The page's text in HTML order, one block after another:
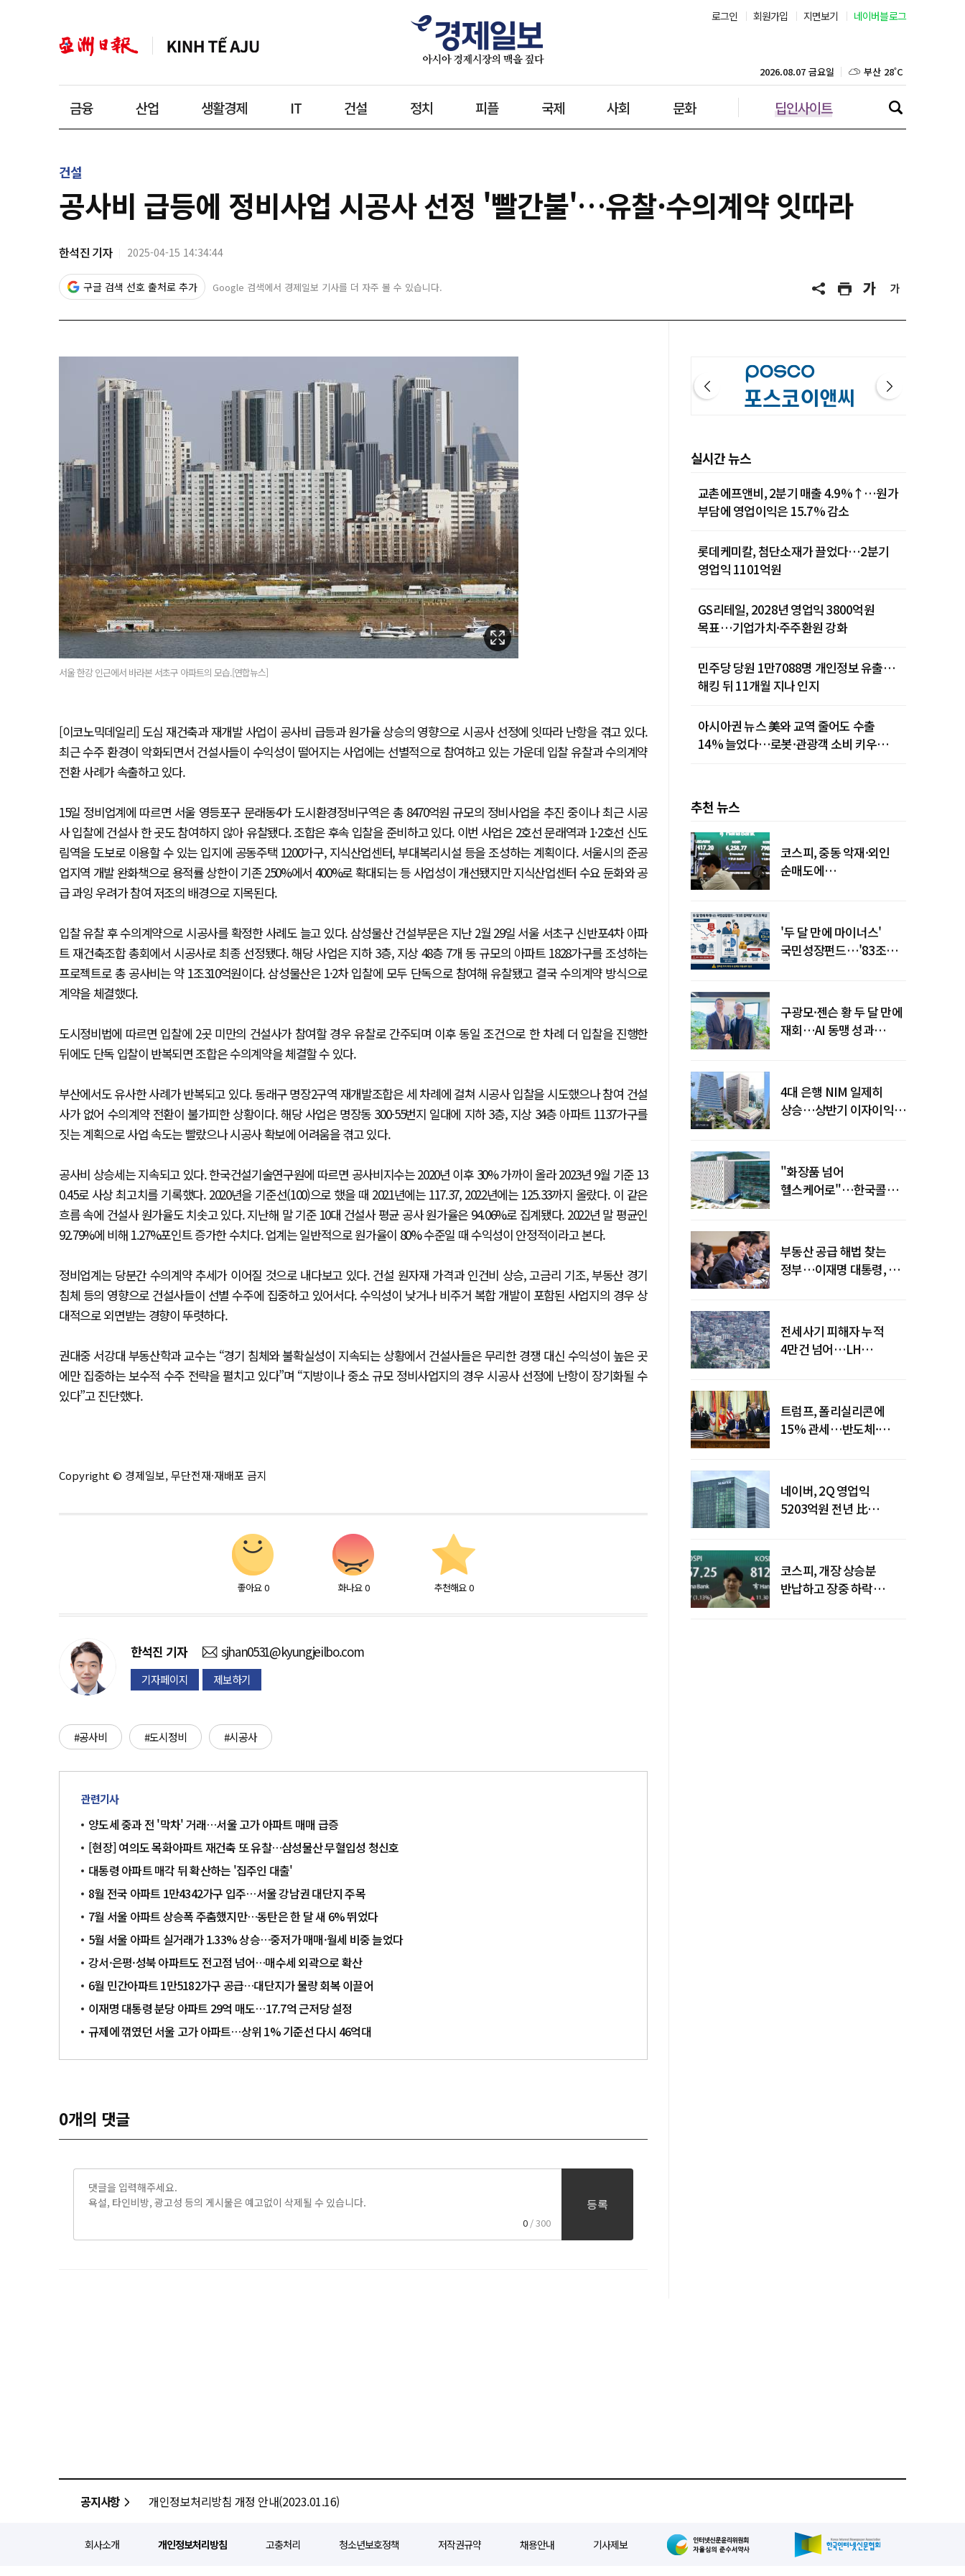
로그인 회원가입 지면보기 네이버블로그
금융 산업 생활경제 IT 건설 정치 피플 국제 사회 문화 딥인사이트
2026.08.07 금요일 대구 28˚C
인천 29˚C
제주 29˚C
건설
공사비 급등에 정비사업 시공사 선정 '빨간불'…유찰·수의계약 잇따라
한석진 기자 2025-04-15 14:34:44
구글 검색 선호 출처로 추가 Google 검색에서 경제일보 기사를 더 자주 볼 수 있습니다.
서울 한강 인근에서 바라본 서초구 아파트의 모습.[연합뉴스]
[이코노믹데일리] 도심 재건축과 재개발 사업이 공사비 급등과 원가율 상승의 영향으로 시공사 선정에 잇따라 난항을 겪고 있다.
최근 수주 환경이 악화되면서 건설사들이 수익성이 떨어지는 사업에는 선별적으로 참여하고 있는 가운데 입찰 유찰과 수의계약
전환 사례가 속출하고 있다.
15일 정비업계에 따르면 서울 영등포구 문래동4가 도시환경정비구역은 총 8470억원 규모의 정비사업을 추진 중이나 최근 시공
사 입찰에 건설사 한 곳도 참여하지 않아 유찰됐다. 조합은 후속 입찰을 준비하고 있다. 이번 사업은 2호선 문래역과 1·2호선 신도
림역을 도보로 이용할 수 있는 입지에 공동주택 1200가구, 지식산업센터, 부대복리시설 등을 조성하는 계획이다. 서울시의 준공
업지역 개발 완화책으로 용적률 상한이 기존 250%에서 400%로 확대되는 등 사업성이 개선됐지만 지식산업센터 수요 둔화와 공
급 과잉 우려가 참여 저조의 배경으로 지목된다.
입찰 유찰 후 수의계약으로 시공사를 확정한 사례도 늘고 있다. 삼성물산 건설부문은 지난 2월 29일 서울 서초구 신반포4차 아파
트 재건축조합 총회에서 시공사로 최종 선정됐다. 해당 사업은 지하 3층, 지상 48층 7개 동 규모의 아파트 1828가구를 조성하는
프로젝트로 총 공사비는 약 1조310억원이다. 삼성물산은 1·2차 입찰에 모두 단독으로 참여해 유찰됐고 결국 수의계약 방식으로
계약을 체결했다.
도시정비법에 따르면 입찰에 2곳 미만의 건설사가 참여할 경우 유찰로 간주되며 이후 동일 조건으로 한 차례 더 입찰을 진행한
뒤에도 단독 입찰이 반복되면 조합은 수의계약을 체결할 수 있다.
부산에서도 유사한 사례가 반복되고 있다. 동래구 명장2구역 재개발조합은 세 차례에 걸쳐 시공사 입찰을 시도했으나 참여 건설
사가 없어 수의계약 전환이 불가피한 상황이다. 해당 사업은 명장동 300-55번지 일대에 지하 3층, 지상 34층 아파트 1137가구를
짓는 계획으로 사업 속도는 빨랐으나 시공사 확보에 어려움을 겪고 있다.
공사비 상승세는 지속되고 있다. 한국건설기술연구원에 따르면 공사비지수는 2020년 이후 30% 가까이 올라 2023년 9월 기준 13
0.45로 사상 최고치를 기록했다. 2020년을 기준선(100)으로 했을 때 2021년에는 117.37, 2022년에는 125.33까지 올랐다. 이 같은
흐름 속에 건설사 원가율도 치솟고 있다. 지난해 말 기준 10대 건설사 평균 공사 원가율은 94.06%로 집계됐다. 2022년 말 평균인
92.79%에 비해 1.27%포인트 증가한 수치다. 업계는 일반적으로 원가율이 80% 수준일 때 수익성이 안정적이라고 본다.
정비업계는 당분간 수의계약 추세가 이어질 것으로 내다보고 있다. 건설 원자재 가격과 인건비 상승, 고금리 기조, 부동산 경기
침체 등의 영향으로 건설사들이 선별 수주에 집중하고 있어서다. 수익성이 낮거나 비주거 복합 개발이 포함된 사업지의 경우 상
대적으로 외면받는 경향이 뚜렷하다.
권대중 서강대 부동산학과 교수는 “경기 침체와 불확실성이 지속되는 상황에서 건설사들은 무리한 경쟁 대신 수익성이 높은 곳
에만 집중하는 보수적 수주 전략을 펼치고 있다”며 “지방이나 중소 규모 정비사업지의 경우 시공사 선정에 난항이 장기화될 수
있다”고 진단했다.
Copyright © 경제일보, 무단전재·재배포 금지
좋아요 0 화나요 0 추천해요 0
한석진 기자 sjhan0531@kyungjeilbo.com
기자페이지 제보하기
#공사비 #도시정비 #시공사
관련기사
양도세 중과 전 '막차' 거래…서울 고가 아파트 매매 급증
[현장] 여의도 목화아파트 재건축 또 유찰…삼성물산 무혈입성 청신호
대통령 아파트 매각 뒤 확산하는 '집주인 대출'
8월 전국 아파트 1만4342가구 입주…서울 강남권 대단지 주목
7월 서울 아파트 상승폭 주춤했지만…동탄은 한 달 새 6% 뛰었다
5월 서울 아파트 실거래가 1.33% 상승…중저가 매매·월세 비중 늘었다
강서·은평·성북 아파트도 전고점 넘어…매수세 외곽으로 확산
6월 민간아파트 1만5182가구 공급…대단지가 물량 회복 이끌어
이재명 대통령 분당 아파트 29억 매도…17.7억 근저당 설정
규제에 꺾였던 서울 고가 아파트…상위 1% 기준선 다시 46억대
0개의 댓글
0 / 300
등록
실시간 뉴스
교촌에프앤비, 2분기 매출 4.9%↑…원가
부담에 영업이익은 15.7% 감소
롯데케미칼, 첨단소재가 끌었다…2분기
영업익 1101억원
GS리테일, 2028년 영업익 3800억원
목표…기업가치·주주환원 강화
민주당 당원 1만7088명 개인정보 유출…
해킹 뒤 11개월 지나 인지
아시아권 뉴스 美와 교역 줄어도 수출
14% 늘었다…로봇·관광객 소비 키우는
추천 뉴스
코스피, 중동 악재·외인
순매도에
'두 달 만에 마이너스'
국민성장펀드…'83조
구광모·젠슨 황 두 달 만에
재회…AI 동맹 성과
4대 은행 NIM 일제히
상승…상반기 이자이익
"화장품 넘어
헬스케어로"…한국콜마,
부동산 공급 해법 찾는
정부…이재명 대통령, 2차
전세사기 피해자 누적
4만건 넘어…LH
트럼프, 폴리실리콘에
15% 관세…반도체·
네이버, 2Q 영업익
5203억원 전년 比
코스피, 개장 상승분
반납하고 장중 하락
공지사항 개인정보처리방침 개정 안내(2023.01.16)
회사소개 개인정보처리방침 고충처리 청소년보호정책 저작권규약 채용안내 기사제보